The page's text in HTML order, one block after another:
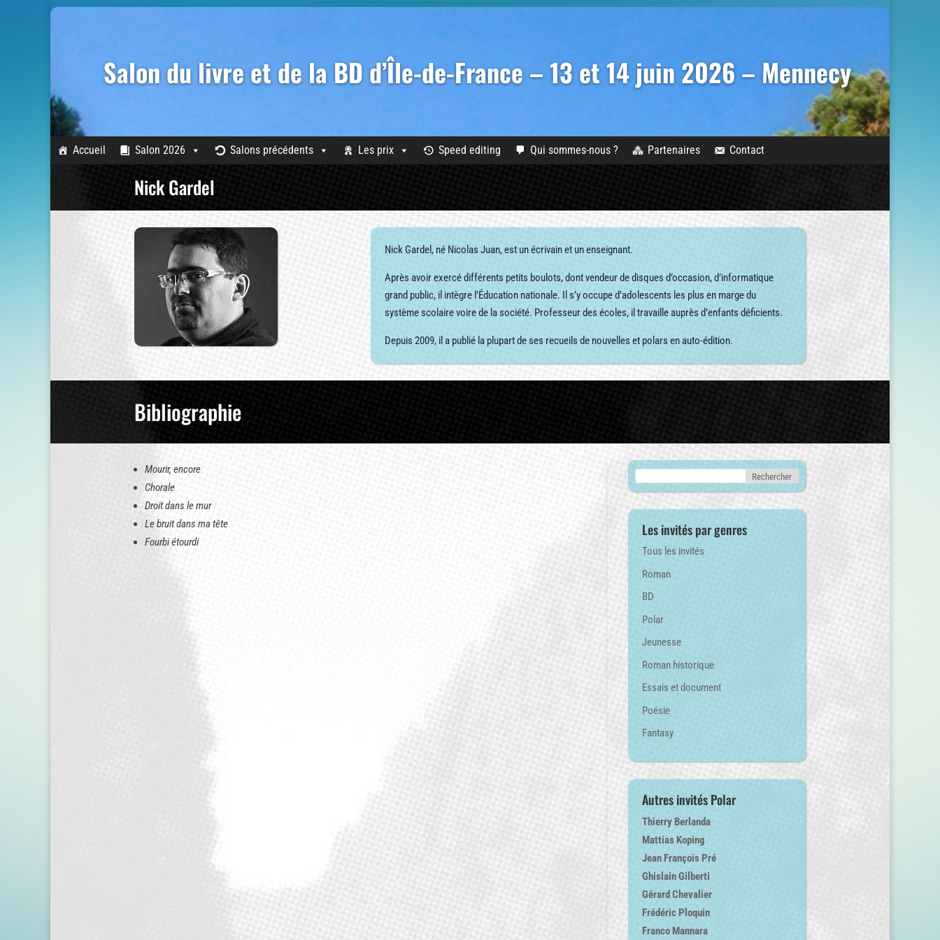
Salon du livre et de la BD d’Île-de-France – 13 et 14 juin 2026 – Mennecy
Accueil Salon 2026 Salons précédents Les prix Speed editing Qui sommes-nous ? Partenaires Contact
Nick Gardel
Nick Gardel, né Nicolas Juan, est un écrivain et un enseignant.
Après avoir exercé différents petits boulots, dont vendeur de disques d’occasion, d’informatique
grand public, il intègre l’Éducation nationale. Il s’y occupe d’adolescents les plus en marge du
système scolaire voire de la société. Professeur des écoles, il travaille auprès d’enfants déficients.
Depuis 2009, il a publié la plupart de ses recueils de nouvelles et polars en auto-édition.
Bibliographie
Mourir, encore
Chorale
Droit dans le mur
Le bruit dans ma tête
Fourbi étourdi
Les invités par genres
Tous les invités
Roman
BD
Polar
Jeunesse
Roman historique
Essais et document
Poésie
Fantasy
Autres invités Polar
Thierry Berlanda
Mattias Koping
Jean François Pré
Ghislain Gilberti
Gérard Chevalier
Frédéric Ploquin
Franco Mannara